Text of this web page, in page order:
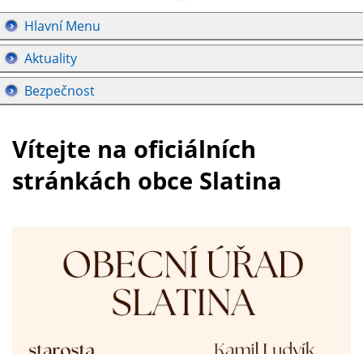
Hlavní Menu
Aktuality
Bezpečnost
Vítejte na oficiálních
stránkách obce Slatina